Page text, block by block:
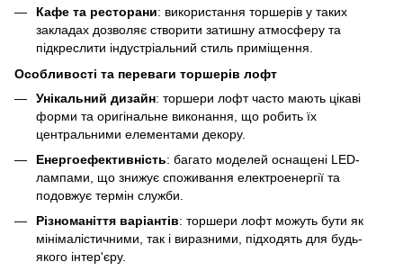
Кафе та ресторани: використання торшерів у таких
закладах дозволяє створити затишну атмосферу та
підкреслити індустріальний стиль приміщення.
Особливості та переваги торшерів лофт
Унікальний дизайн: торшери лофт часто мають цікаві
форми та оригінальне виконання, що робить їх
центральними елементами декору.
Енергоефективність: багато моделей оснащені LED-
лампами, що знижує споживання електроенергії та
подовжує термін служби.
Різноманіття варіантів: торшери лофт можуть бути як
мінімалістичними, так і виразними, підходять для будь-
якого інтер'єру.